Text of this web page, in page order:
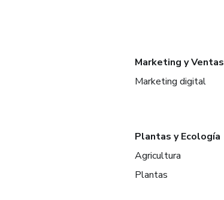
Marketing y Ventas
Marketing digital
Plantas y Ecología
Agricultura
Plantas